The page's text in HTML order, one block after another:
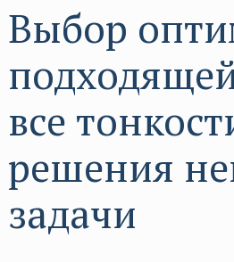
Выбор
все
решения
задачи